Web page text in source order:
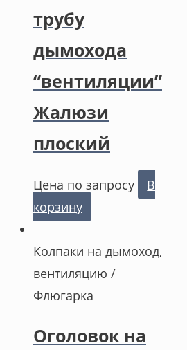
трубу
дымохода
“вентиляции”
Жалюзи
плоский
Цена по запросу
В
корзину
Колпаки на дымоход,
вентиляцию /
Флюгарка
Оголовок на